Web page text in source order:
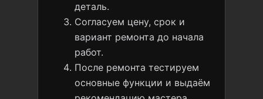
деталь.
Согласуем цену, срок и
вариант ремонта до начала
работ.
После ремонта тестируем
основные функции и выдаём